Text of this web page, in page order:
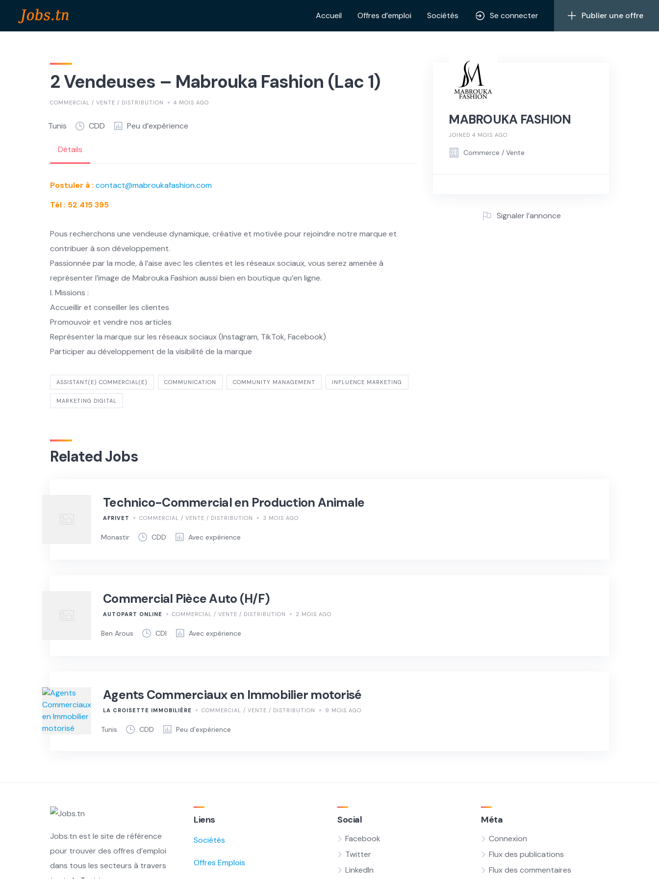
Accueil Offres d’emploi Sociétés Se connecter Publier une offre
2 Vendeuses – Mabrouka Fashion (Lac 1)
COMMERCIAL / VENTE / DISTRIBUTION 4 MOIS AGO
Tunis CDD Peu d’expérience
Détails
Postuler à : contact@mabroukafashion.com
Tél : 52 415 395
Pous recherchons une vendeuse dynamique, créative et motivée pour rejoindre notre marque et
contribuer à son développement.
Passionnée par la mode, à l’aise avec les clientes et les réseaux sociaux, vous serez amenée à
représenter l’image de Mabrouka Fashion aussi bien en boutique qu’en ligne.
I. Missions :
Accueillir et conseiller les clientes
Promouvoir et vendre nos articles
Représenter la marque sur les réseaux sociaux (Instagram, TikTok, Facebook)
Participer au développement de la visibilité de la marque
ASSISTANT(E) COMMERCIAL(E) COMMUNICATION COMMUNITY MANAGEMENT INFLUENCE MARKETING
MARKETING DIGITAL
MABROUKA FASHION
JOINED 4 MOIS AGO
Commerce / Vente
Signaler l’annonce
Related Jobs
Technico-Commercial en Production Animale
AFRIVET COMMERCIAL / VENTE / DISTRIBUTION 3 MOIS AGO
Monastir CDD Avec expérience
Commercial Pièce Auto (H/F)
AUTOPART ONLINE COMMERCIAL / VENTE / DISTRIBUTION 2 MOIS AGO
Ben Arous CDI Avec expérience
Agents Commerciaux en Immobilier motorisé
LA CROISETTE IMMOBILIÈRE COMMERCIAL / VENTE / DISTRIBUTION 9 MOIS AGO
Tunis CDD Peu d’expérience
Jobs.tn est le site de référence
pour trouver des offres d’emploi
dans tous les secteurs à travers
Liens
Sociétés
Offres Emplois
Social
Facebook
Twitter
LinkedIn
Méta
Connexion
Flux des publications
Flux des commentaires